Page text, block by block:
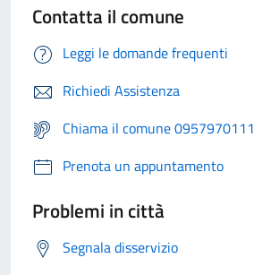
Contatta il comune
Leggi le domande frequenti
Richiedi Assistenza
Chiama il comune 0957970111
Prenota un appuntamento
Problemi in città
Segnala disservizio